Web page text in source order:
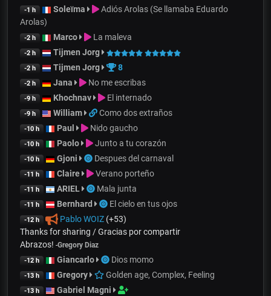
-1 h Soleïma
Adiós Arolas (Se llamaba Eduardo
Arolas)
-2 h Marco La maleva
-2 h Tijmen Jorg
-2 h Tijmen Jorg 8
-2 h Jana No me escribas
-9 h Khochnav El internado
-9 h William Como dos extraños
-10 h Paul Nido gaucho
-10 h Paolo Junto a tu corazón
-10 h Gjoni Despues del carnaval
-11 h Claire Verano porteño
-11 h ARIEL Mala junta
-11 h Bernhard El cielo en tus ojos
-12 h Pablo WOIZ(+53)
Thanks for sharing / Gracias por compartir
Abrazos! -Gregory Diaz
-12 h Giancarlo Dios momo
-13 h Gregory Golden age, Complex, Feeling
-13 h Gabriel Magni